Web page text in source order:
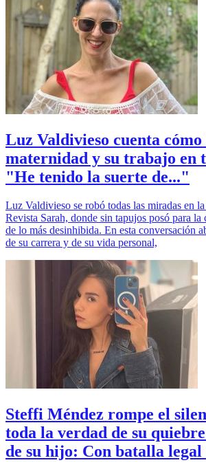
Luz Valdivieso cuenta
maternidad y su trabajo en
"He tenido la suerte de..."
Luz Valdivieso se robó todas las miradas en
Revista Sarah, donde sin tapujos posó para la
de lo más desinhibida. En esta conversación
de su carrera y de su vida personal,
Steffi Méndez rompe el
toda la verdad de su
de su hijo: Con batalla